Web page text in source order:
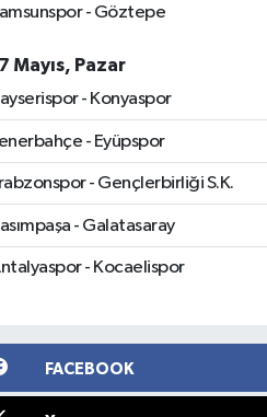
- Göztepe
Mayıs, Pazar
- Konyaspor
- Eyüpspor
- Gençlerbirliği S.K.
- Galatasaray
- Kocaelispor
FACEBOOK